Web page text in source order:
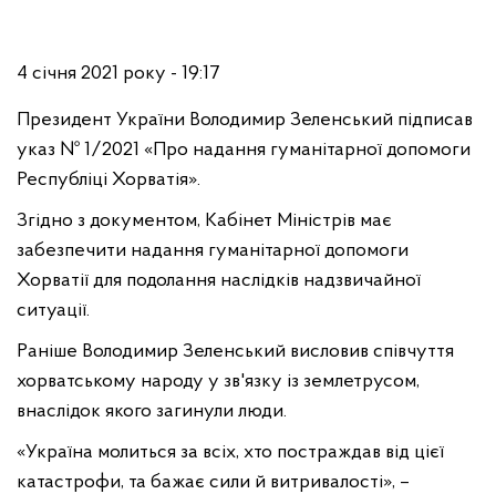
4 січня 2021 року - 19:17
Президент України Володимир Зеленський підписав
указ № 1/2021 «Про надання гуманітарної допомоги
Республіці Хорватія».
Згідно з документом, Кабінет Міністрів має
забезпечити надання гуманітарної допомоги
Хорватії для подолання наслідків надзвичайної
ситуації.
Раніше Володимир Зеленський висловив співчуття
хорватському народу у зв'язку із землетрусом,
внаслідок якого загинули люди.
«Україна молиться за всіх, хто постраждав від цієї
катастрофи, та бажає сили й витривалості», –